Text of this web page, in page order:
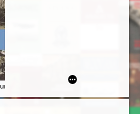
poligonu drawskiego od średniowiecza